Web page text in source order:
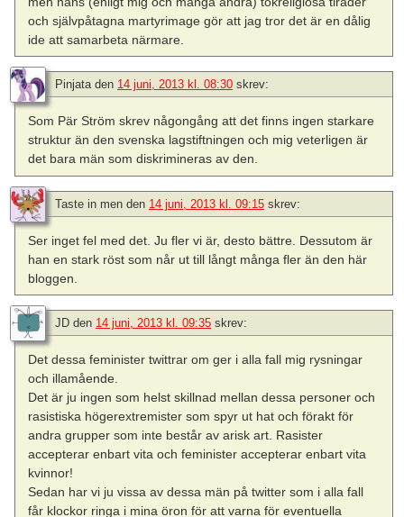
och självpåtagna martyrimage gör att jag tror det är en dålig
ide att samarbeta närmare.
Pinjataden 14 juni, 2013 kl. 08:30 skrev:
Som Pär Ström skrev någongång att det finns ingen starkare
struktur än den svenska lagstiftningen och mig veterligen är
det bara män som diskrimineras av den.
Taste in men den 14 juni, 2013 kl. 09:15 skrev:
Ser inget fel med det. Ju fler vi är, desto bättre. Dessutom är
han en stark röst som når ut till långt många fler än den här
bloggen.
JD den 14 juni, 2013 kl. 09:35 skrev:
Det dessa feminister twittrar om ger i alla fall mig rysningar
och illamående.
Det är ju ingen som helst skillnad mellan dessa personer och
rasistiska högerextremister som spyr ut hat och förakt för
andra grupper som inte består av arisk art. Rasister
accepterar enbart vita och feminister accepterar enbart vita
kvinnor!
Sedan har vi ju vissa av dessa män på twitter som i alla fall
får klockor ringa i mina öron för att varna för eventuella